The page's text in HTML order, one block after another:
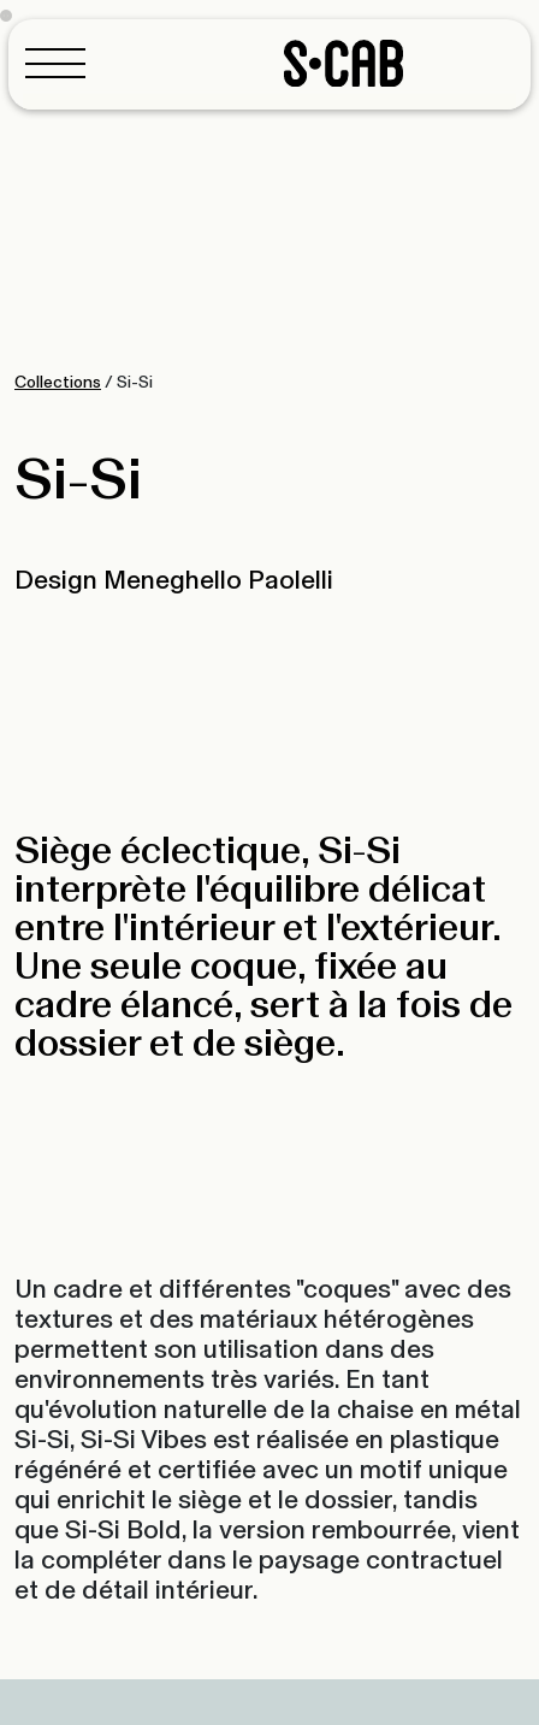
Collections /Si-Si
Si-Si
Design Meneghello Paolelli
Siège éclectique, Si-Si
interprète l'équilibre délicat
entre l'intérieur et l'extérieur.
Une seule coque, fixée au
cadre élancé, sert à la fois de
dossier et de siège.
Un cadre et différentes "coques" avec des
textures et des matériaux hétérogènes
permettent son utilisation dans des
environnements très variés. En tant
qu'évolution naturelle de la chaise en métal
Si-Si, Si-Si Vibes est réalisée en plastique
régénéré et certifiée avec un motif unique
qui enrichit le siège et le dossier, tandis
que Si-Si Bold, la version rembourrée, vient
la compléter dans le paysage contractuel
et de détail intérieur.